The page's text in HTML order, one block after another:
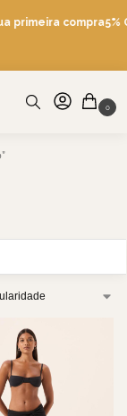
primeira compra5%
0